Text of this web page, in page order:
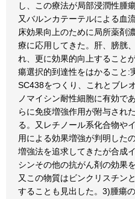
し、この療法が局部浸潤性腫
又バルンカテーテルによる血
床効果向上のために局所薬剤
療に応用してきた。肝、膀胱
れ、更に効果的向上すること
瘍選択的到達性をはかること:
SC438をつくり、これとブレ
ノマイシン耐性細胞に有効で
らに免疫増強作用が附与され
る。又レチノール系化合物や
用による効果増強が判明した
増強法を追求してきたが合成
シンその他の抗がん剤の効果
又この物質はビンクリスチン
することも見出した。3)腫瘍